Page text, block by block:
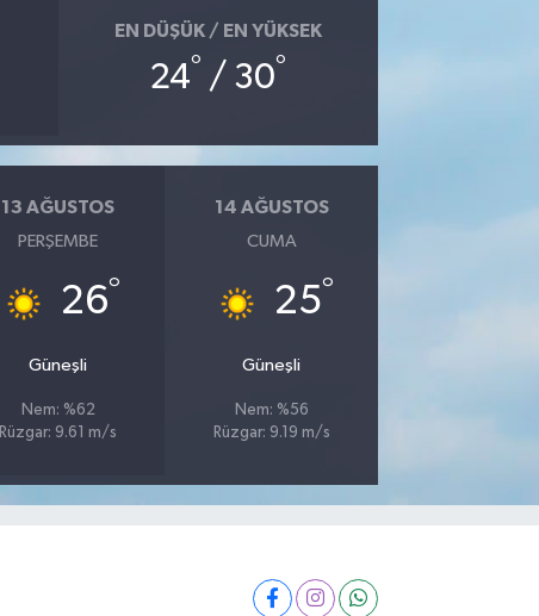
EN DÜŞÜK / EN YÜKSEK
24° / 30°
13 AĞUSTOS
PERŞEMBE
26°
Güneşli
Nem: %62
Rüzgar: 9.61 m/s
14 AĞUSTOS
CUMA
25°
Güneşli
Nem: %56
Rüzgar: 9.19 m/s